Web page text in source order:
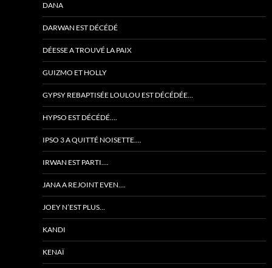
DANA
DARWAN EST DÉCÉDÉ
DÉESSE A TROUVÉ LA PAIX
GUIZMO ET HOLLY
GYPSY REBAPTISÉE LOULOU EST DÉCÉDÉE…
HYPSO EST DÉCÉDÉ….
IPSO 3 A QUITTÉ NOISETTE….
IRWAN EST PARTI….
JANA A REJOINT EVEN….
JOEY N’EST PLUS…
KANDI
KENAÏ